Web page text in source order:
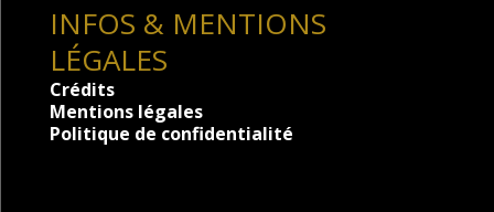
INFOS & MENTIONS
LÉGALES
Crédits
Mentions légales
Politique de confidentialité